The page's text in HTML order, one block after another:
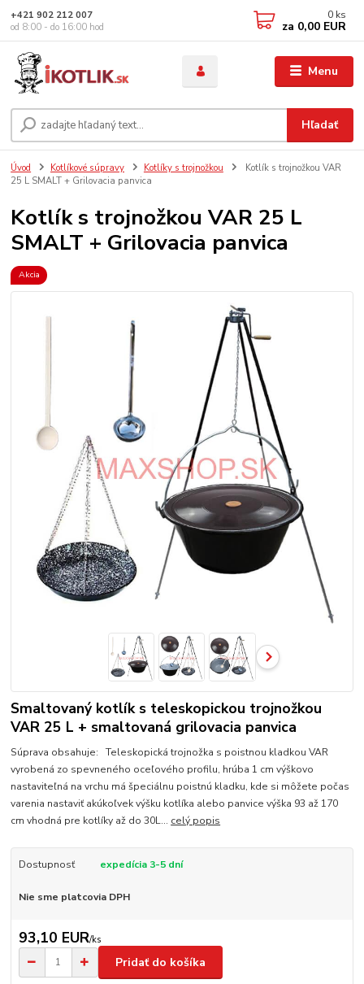
Menu
Hľadať
+421 902 212 007
od 8:00 - do 16:00 hod
0 ks
za 0,00 EUR
Úvod Kotlíkové súpravy Kotlíky s trojnožkou
Kotlík s trojnožkou VAR
25 L SMALT + Grilovacia panvica
Kotlík s trojnožkou VAR 25 L
SMALT + Grilovacia panvica
Akcia
Smaltovaný kotlík s teleskopickou trojnožkou
VAR 25 L + smaltovaná grilovacia panvica
Súprava obsahuje: Teleskopická trojnožka s poistnou kladkou VAR
vyrobená zo spevneného oceľového profilu, hrúba 1 cm výškovo
nastaviteľná na vrchu má špeciálnu poistnú kladku, kde si môžete počas
varenia nastaviť akúkoľvek výšku kotlíka alebo panvice výška 93 až 170
cm vhodná pre kotlíky až do 30L... celý popis
Dostupnosť expedícia 3-5 dní
Nie sme platcovia DPH
93,10 EUR/ks
Pridať do košíka